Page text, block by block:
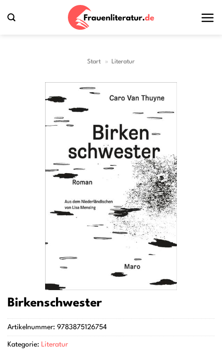
Inhalt
Start » Literatur
Birkenschwester
Artikelnummer: 9783875126754
Kategorie: Literatur